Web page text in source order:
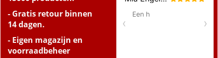
- Gratis retour binnen
14 dagen.
- Eigen magazijn en
voorraadbeheer